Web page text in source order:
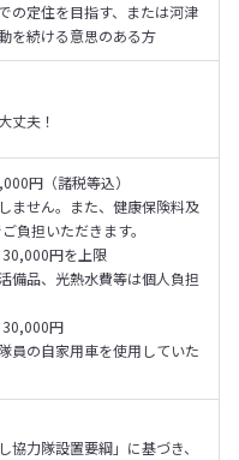
の定住を目指す、または河津
を続ける意思のある方
丈夫！
円（諸税等込）
ません。また、健康保険料及
負担いただきます。
30,000円を上限
備品、光熱水費等は個人負担
30,000円
員の自家用車を使用していた
協力隊設置要綱」に基づき、